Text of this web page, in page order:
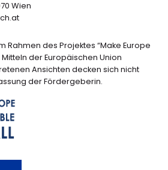
Wien
Rahmen des Projektes “Make Europe
der Europäischen Union
Ansichten decken sich nicht
der Fördergeberin.